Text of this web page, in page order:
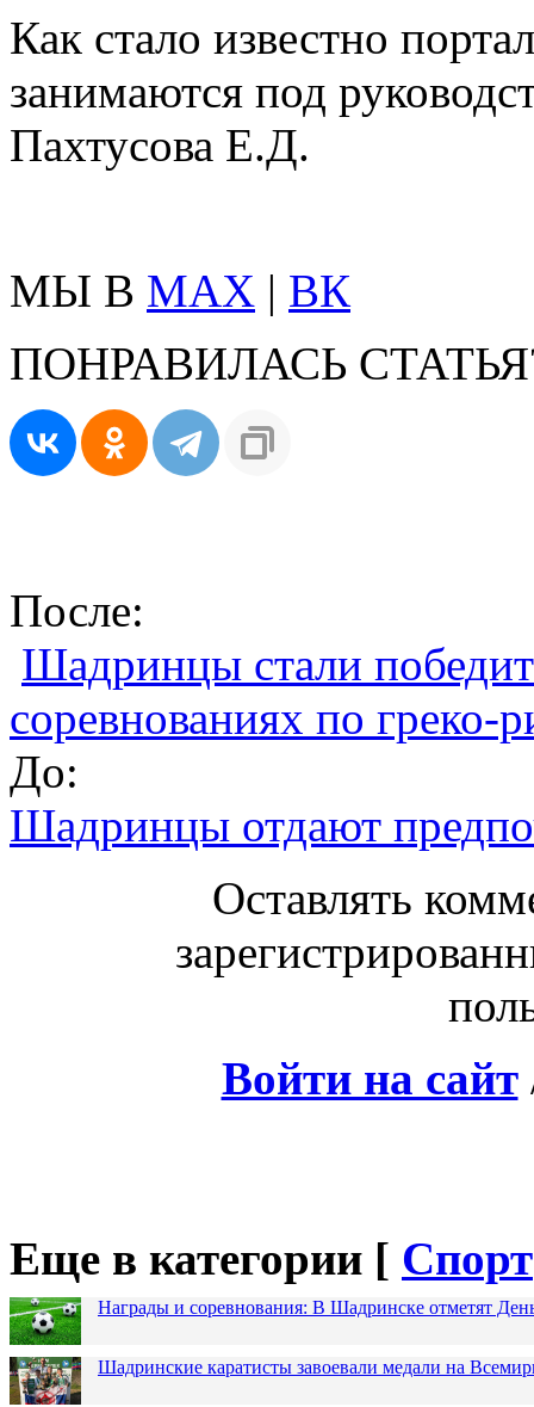
Как стало известно
занимаются под
Пахтусова Е.Д.
МЫ В MAX | ВК
ПОНРАВИЛАСЬ
После:
Шадринцы стали
соревнованиях по греко-
До:
Шадринцы отдают
Оставлять
Войти на сайт
Еще в категории [ Спорт
Награды и соревнования: В Шадринске отметят
Шадринские каратисты завоевали медали на